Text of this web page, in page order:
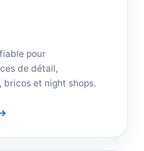
pour
de détail,
bricos et night shops.